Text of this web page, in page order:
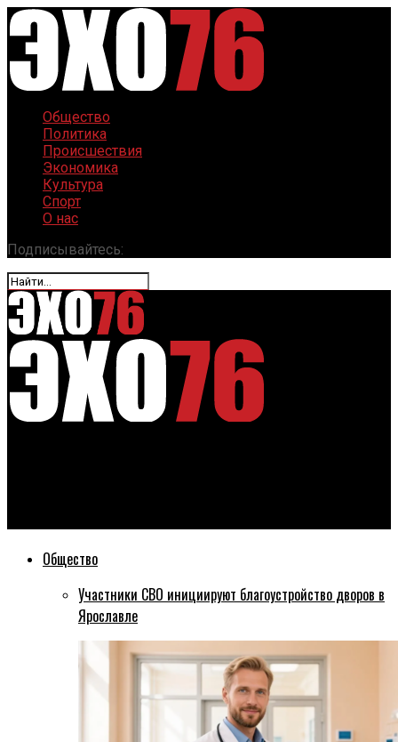
Общество
Политика
Происшествия
Экономика
Культура
Спорт
О нас
Подписывайтесь:
Общество
Участники СВО инициируют благоустройство дворов в
Ярославле